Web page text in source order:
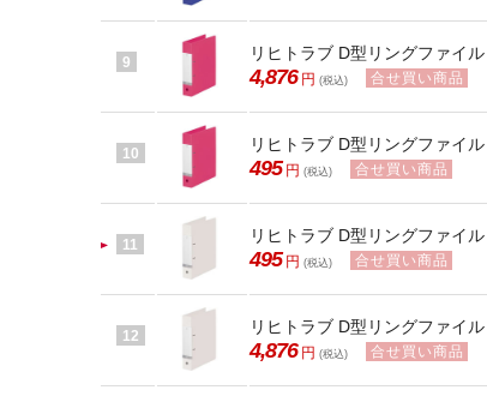
9 リヒトラブ D型リングファイ
4,876 円 (税込) 合せ買い商品
10 リヒトラブ D型リングファイ
495 円 (税込) 合せ買い商品
11 リヒトラブ D型リングファイ
495 円 (税込) 合せ買い商品
12 リヒトラブ D型リングファイ
4,876 円 (税込) 合せ買い商品